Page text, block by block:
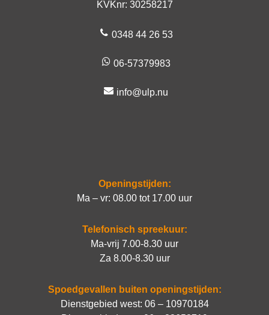
KVKnr: 30258217
0348 44 26 53
06-57379983
info@ulp.nu
Openingstijden:
Ma – vr: 08.00 tot 17.00 uur
Telefonisch spreekuur:
Ma-vrij 7.00-8.30 uur
Za 8.00-8.30 uur
Spoedgevallen buiten openingstijden:
Dienstgebied west: 06 – 10970184